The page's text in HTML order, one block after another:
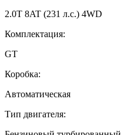
2.0T 8AT (231 л.с.) 4WD
Комплектация:
GT
Коробка:
Автоматическая
Тип двигателя: